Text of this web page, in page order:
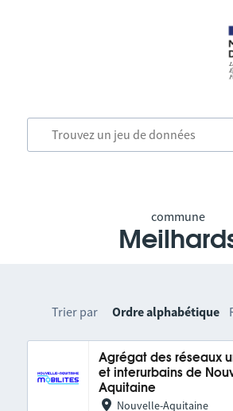
commune
Trier par Ordre alphabétique
Agrégat des réseaux
et interurbains de
Aquitaine
Nouvelle-Aquitaine